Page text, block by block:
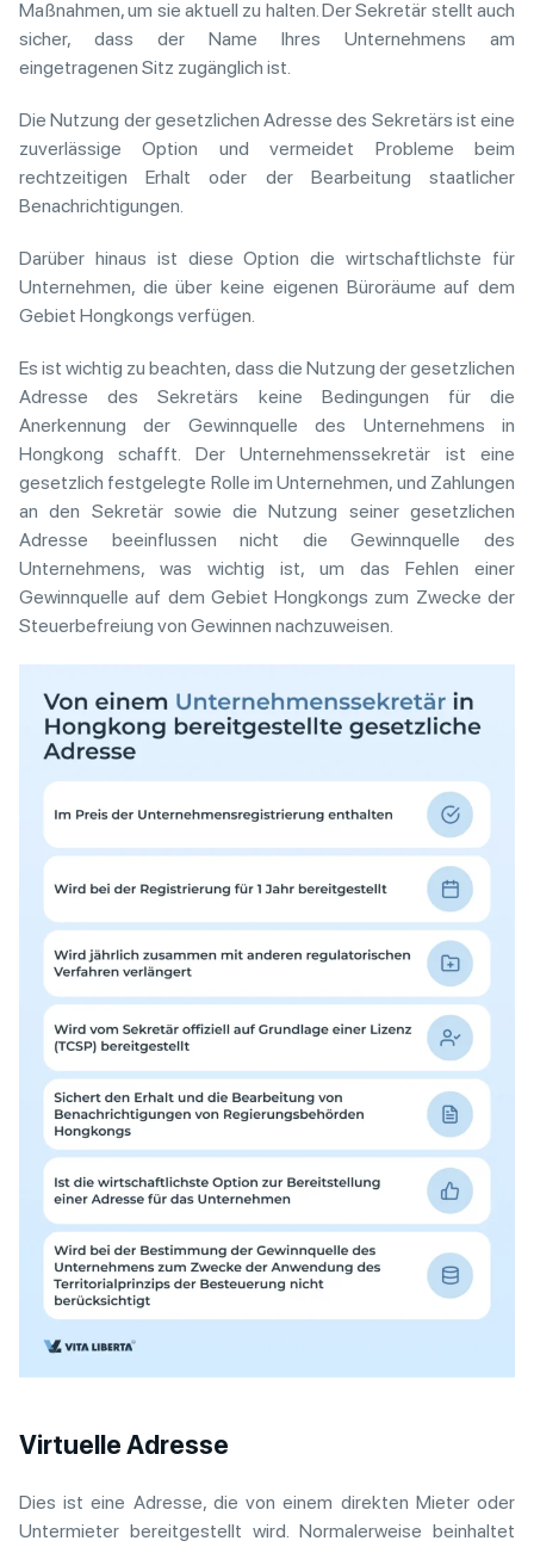
Maßnahmen, um sie aktuell zu halten. Der Sekretär stellt auch
sicher, dass der Name Ihres Unternehmens am
eingetragenen Sitz zugänglich ist.
Die Nutzung der gesetzlichen Adresse des Sekretärs ist eine
zuverlässige Option und vermeidet Probleme beim
rechtzeitigen Erhalt oder der Bearbeitung staatlicher
Benachrichtigungen.
Darüber hinaus ist diese Option die wirtschaftlichste für
Unternehmen, die über keine eigenen Büroräume auf dem
Gebiet Hongkongs verfügen.
Es ist wichtig zu beachten, dass die Nutzung der gesetzlichen
Adresse des Sekretärs keine Bedingungen für die
Anerkennung der Gewinnquelle des Unternehmens in
Hongkong schafft. Der Unternehmenssekretär ist eine
gesetzlich festgelegte Rolle im Unternehmen, und Zahlungen
an den Sekretär sowie die Nutzung seiner gesetzlichen
Adresse beeinflussen nicht die Gewinnquelle des
Unternehmens, was wichtig ist, um das Fehlen einer
Gewinnquelle auf dem Gebiet Hongkongs zum Zwecke der
Steuerbefreiung von Gewinnen nachzuweisen.
Virtuelle Adresse
Dies ist eine Adresse, die von einem direkten Mieter oder
Untermieter bereitgestellt wird. Normalerweise beinhaltet